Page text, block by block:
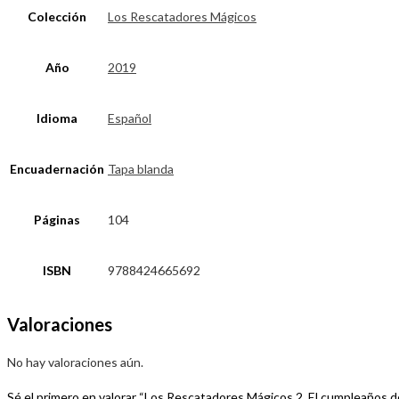
Colección Los Rescatadores Mágicos
Año 2019
Idioma Español
Encuadernación Tapa blanda
Páginas 104
ISBN 9788424665692
Valoraciones
No hay valoraciones aún.